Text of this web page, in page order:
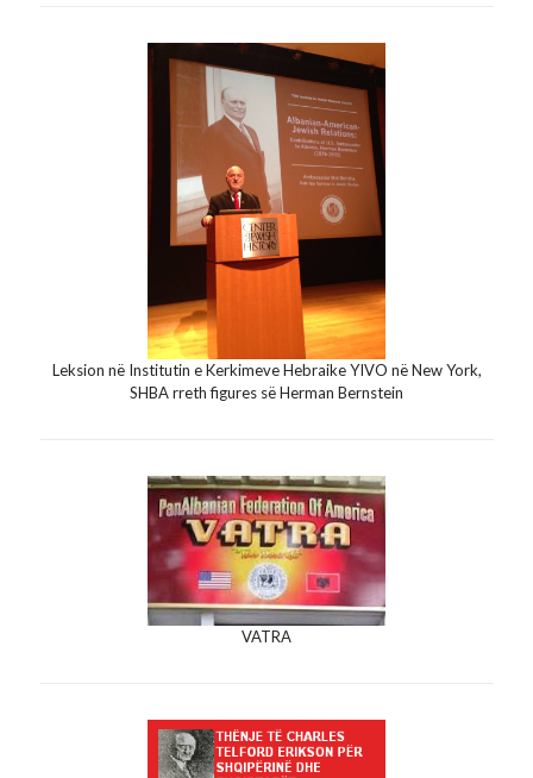
Leksion në Institutin e Kerkimeve Hebraike YIVO në New York,
SHBA rreth figures së Herman Bernstein
VATRA